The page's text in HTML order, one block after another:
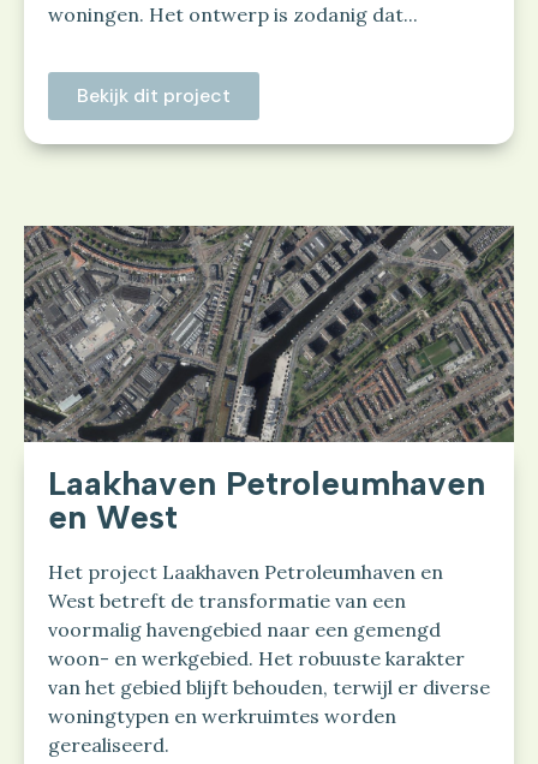
woningen. Het ontwerp is zodanig dat...
Bekijk dit project
Laakhaven Petroleumhaven
en West
Het project Laakhaven Petroleumhaven en
West betreft de transformatie van een
voormalig havengebied naar een gemengd
woon- en werkgebied. Het robuuste karakter
van het gebied blijft behouden, terwijl er diverse
woningtypen en werkruimtes worden
gerealiseerd.